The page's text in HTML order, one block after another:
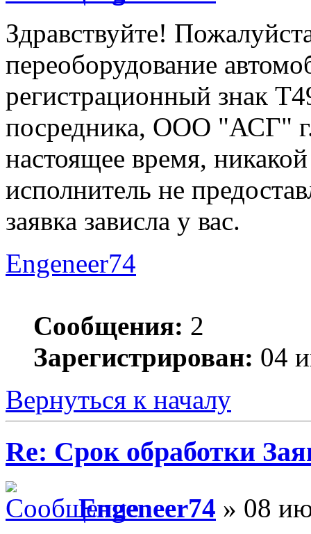
Здравствуйте!
переоборудование
регистрационный знак
посредника, ООО "АСГ"
настоящее время,
исполнитель не
заявка зависла у вас.
Engeneer74
Сообщения: 2
Зарегистрирован: 04
Вернуться к началу
Re: Срок обработки
Engeneer74 » 08